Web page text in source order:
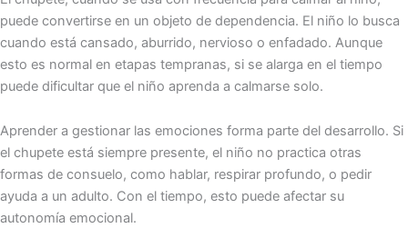
puede convertirse en un objeto de dependencia. El niño lo busca
cuando está cansado, aburrido, nervioso o enfadado. Aunque
esto es normal en etapas tempranas, si se alarga en el tiempo
puede dificultar que el niño aprenda a calmarse solo.
Aprender a gestionar las emociones forma parte del desarrollo. Si
el chupete está siempre presente, el niño no practica otras
formas de consuelo, como hablar, respirar profundo, o pedir
ayuda a un adulto. Con el tiempo, esto puede afectar su
autonomía emocional.